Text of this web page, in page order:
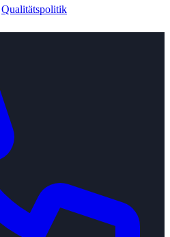
Qualitätspolitik